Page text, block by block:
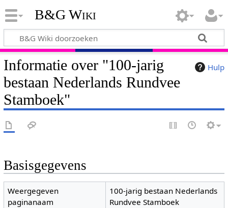
B&G Wiki
Hulp
Informatie over "100-jarig
bestaan Nederlands Rundvee
Stamboek"
Basisgegevens
Weergegeven
paginanaam
100-jarig bestaan Nederlands
Rundvee Stamboek